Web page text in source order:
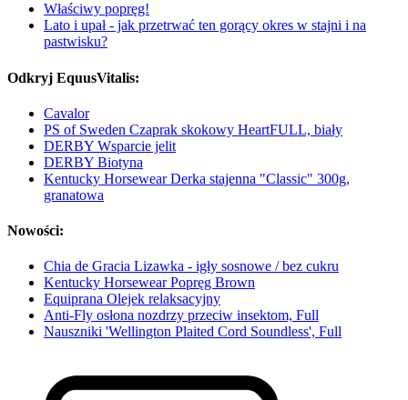
Właściwy popręg!
Lato i upał - jak przetrwać ten gorący okres w stajni i na
pastwisku?
Odkryj EquusVitalis:
Cavalor
PS of Sweden Czaprak skokowy HeartFULL, biały
DERBY Wsparcie jelit
DERBY Biotyna
Kentucky Horsewear Derka stajenna "Classic" 300g,
granatowa
Nowości:
Chia de Gracia Lizawka - igły sosnowe / bez cukru
Kentucky Horsewear Popręg Brown
Equiprana Olejek relaksacyjny
Anti-Fly osłona nozdrzy przeciw insektom, Full
Nauszniki 'Wellington Plaited Cord Soundless', Full